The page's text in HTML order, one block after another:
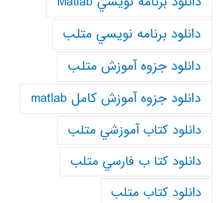
دانلود برنامه نويسي متلب
دانلود جزوه آموزش متلب
دانلود جزوه آموزش کامل matlab
دانلود كتاب آموزشي متلب
دانلود كتا ب فارسي متلب
دانلود كتاب متلب